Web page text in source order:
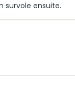
survole ensuite.